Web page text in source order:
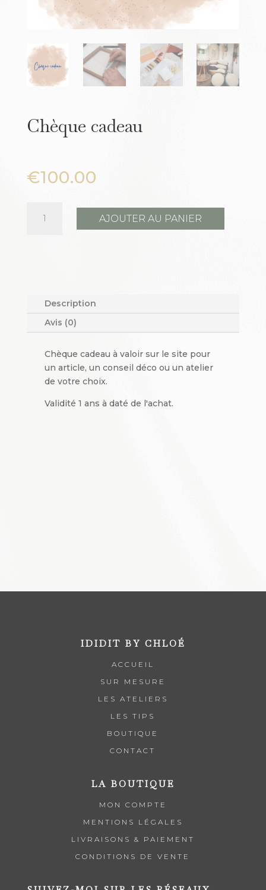
Chèque cadeau
€100.00
AJOUTER AU PANIER
Description
Avis (0)
Chèque cadeau à valoir sur le site pour
un article, un conseil déco ou un atelier
de votre choix.
Validité 1 ans à daté de l'achat.
IDIDIT BY CHLOÉ
ACCUEIL
SUR MESURE
LES ATELIERS
LES TIPS
BOUTIQUE
CONTACT
LA BOUTIQUE
MON COMPTE
MENTIONS LÉGALES
LIVRAISONS & PAIEMENT
CONDITIONS DE VENTE